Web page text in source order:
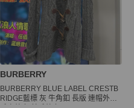
BURBERRY
BURBERRY BLUE LABEL CRESTB
RIDGE藍標 灰 牛角釦 長版 連帽外套